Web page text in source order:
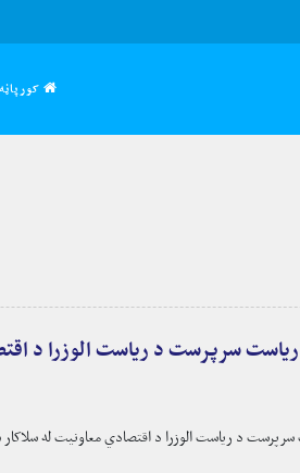
کورپاڼه
سرپرست د ریاست الوزرا د
د ریاست الوزرا د اقتصادي معاونیت له